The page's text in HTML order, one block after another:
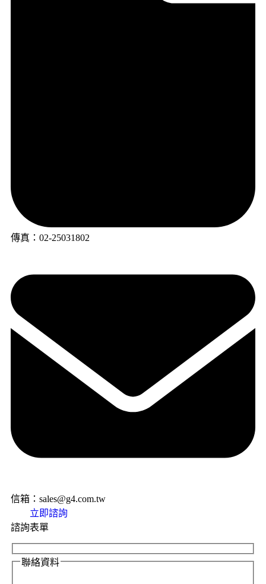
傳真：02-25031802
信箱：sales@g4.com.tw
立即諮詢
諮詢表單
聯絡資料